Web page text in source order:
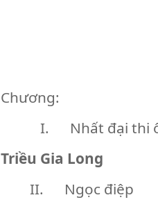
Chương:
I. Nhất đại thi
Triều Gia Long
II. Ngọc điệp